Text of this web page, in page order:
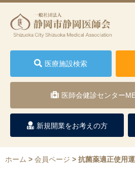
新規開業をお考えの方
医療施設検索
医師会健診センター
ホーム > 会員ページ > 抗菌薬適正使用